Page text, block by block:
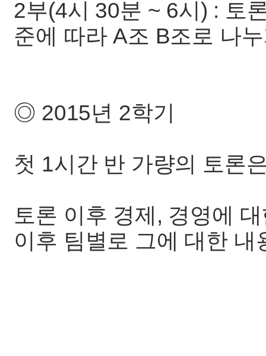
2부(4시 30분 ~ 6시) : 토
준에 따라 A조 B조로 나
◎ 2015년 2학기
첫 1시간 반 가량의 토론
토론 이후 경제, 경영에
이후 팀별로 그에 대한